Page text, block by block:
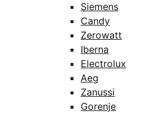
Siemens
Candy
Zerowatt
Iberna
Electrolux
Aeg
Zanussi
Gorenje